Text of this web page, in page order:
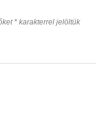
* karakterrel jelöltük